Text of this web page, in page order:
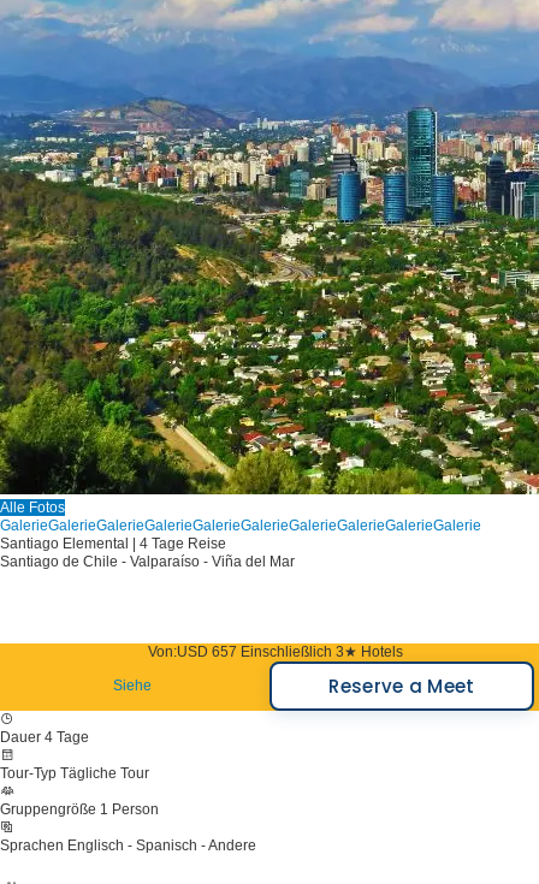
Alle Fotos
GalerieGalerieGalerieGalerieGalerieGalerieGalerieGalerieGalerieGalerie
Santiago Elemental | 4 Tage Reise
Santiago de Chile - Valparaíso - Viña del Mar
Von:USD 657 Einschließlich 3★ Hotels
Siehe
Reserve a Meet
Dauer 4 Tage
Tour-Typ Tägliche Tour
Gruppengröße 1 Person
Sprachen Englisch - Spanisch - Andere